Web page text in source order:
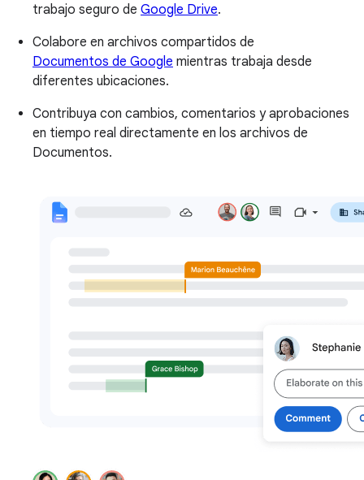
trabajo seguro de Google Drive.
Colabore en archivos compartidos de
Documentos de Google mientras trabaja desde
diferentes ubicaciones.
Contribuya con cambios, comentarios y aprobaciones
en tiempo real directamente en los archivos de
Documentos.